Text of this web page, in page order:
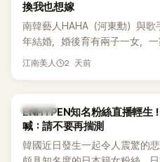
換我也想嫁
南韓藝人HAHA（河東勳）與歌
年結婚，婚後育有兩子一女，
國演藝圈公認的模範夫妻。近
江南美人 2 天前
K-POP
ENHYPEN知名粉絲直播輕
喊：請不要再揣測
韓國近日發生一起令人震驚的